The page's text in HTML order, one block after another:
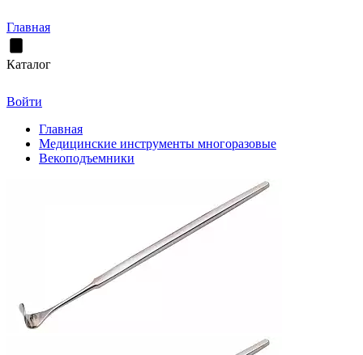
Главная
Каталог
Войти
Главная
Медицинские инструменты многоразовые
Векоподъемники